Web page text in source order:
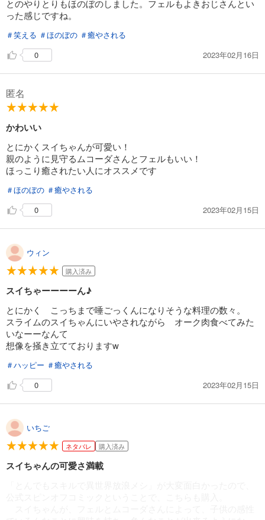
とのやりとりもほのぼのしました。フェルもよきおじさんとい
った感じですね。
＃笑える ＃ほのぼの ＃癒やされる
0
2023年02月16日
匿名
かわいい
とにかくスイちゃんが可愛い！
親のように見守るムコーダさんとフェルもいい！
ほっこり癒されたい人にオススメです
＃ほのぼの ＃癒やされる
0
2023年02月15日
ウィン
購入済み
スイちゃーーーーん♪
とにかく こっちまで唾ごっくんになりそうな料理の数々。
スライムのスイちゃんにいやされながら オーク肉食べてみた
いなーーなんて
想像を掻き立てておりますw
＃ハッピー ＃癒やされる
0
2023年02月15日
いちご
ネタバレ 購入済み
スイちゃんの可愛さ満載